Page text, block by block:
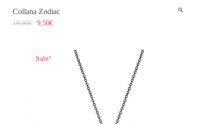
Collana Zodiac
19,00€ 9,50€
Sale!